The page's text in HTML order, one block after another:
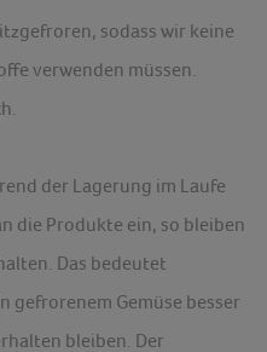
sodass wir keine
verwenden müssen.
der Lagerung im Laufe
die Produkte ein, so bleiben
Das bedeutet
gefrorenem Gemüse besser
bleiben. Der